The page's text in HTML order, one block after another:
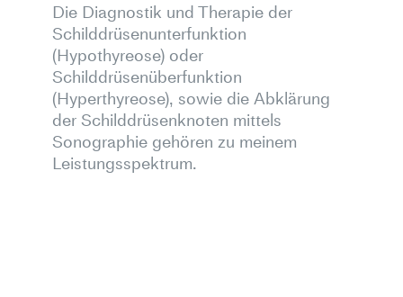
Die Diagnostik und Therapie der
Schilddrüsenunterfunktion
(Hypothyreose) oder
Schilddrüsenüberfunktion
(Hyperthyreose), sowie die Abklärung
der Schilddrüsenknoten mittels
Sonographie gehören zu meinem
Leistungsspektrum.